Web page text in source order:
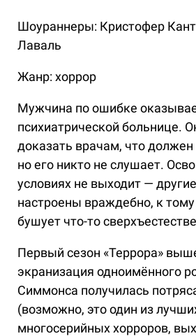
Шоураннеры: Кристофер
Лаваль
Жанр: хоррор
Мужчина по ошибке
психиатрической больнице.
доказать врачам, что
но его никто не слушает.
условиях не выходит —
настроены враждебно, к
бушует что-то
Первый сезон «Террора»
экранизация одноимённого
Симмонса получилась
(возможно, это один из
многосерийных хорроров,